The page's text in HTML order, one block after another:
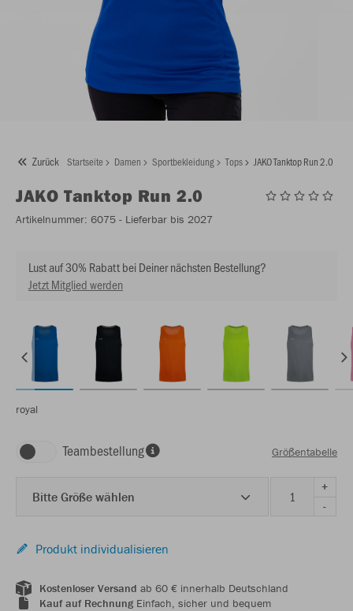
Zurück Startseite Damen Sportbekleidung Tops JAKO Tanktop Run 2.0
JAKO Tanktop Run 2.0
Artikelnummer: 6075 - Lieferbar bis 2027
Lust auf 30% Rabatt bei Deiner nächsten Bestellung?
Jetzt Mitglied werden
royal
Teambestellung Größentabelle
Bitte Größe wählen
+
-
Produkt individualisieren
Kostenloser Versand ab 60 € innerhalb Deutschland
Kauf auf RechnungEinfach, sicher und bequem